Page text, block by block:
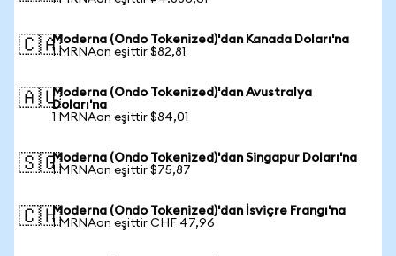
🇨🇦Moderna (Ondo Tokenized)'dan Kanada Doları'na
1 MRNAon eşittir $82,81
🇦🇺Moderna (Ondo Tokenized)'dan Avustralya
Doları'na
1 MRNAon eşittir $84,01
🇸🇬Moderna (Ondo Tokenized)'dan Singapur Doları'na
1 MRNAon eşittir $75,87
🇨🇭Moderna (Ondo Tokenized)'dan İsviçre Frangı'na
1 MRNAon eşittir CHF 47,96